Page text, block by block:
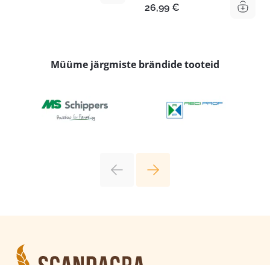
26,99 €
Müüme järgmiste brändide tooteid